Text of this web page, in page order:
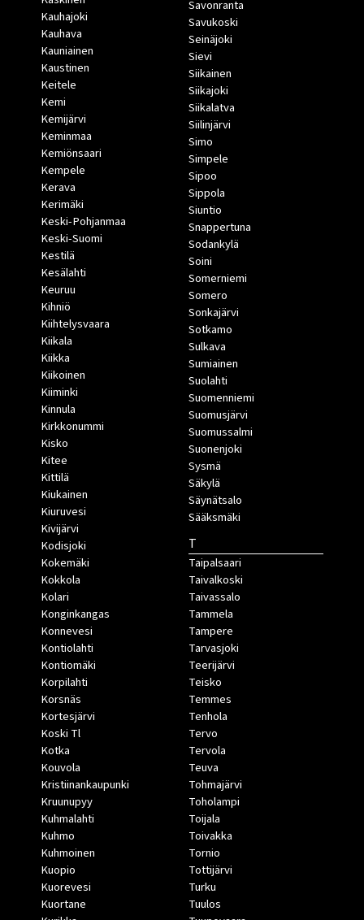
Kauhajoki
Kauhava
Kauniainen
Kaustinen
Keitele
Kemi
Kemijärvi
Keminmaa
Kemiönsaari
Kempele
Kerava
Kerimäki
Keski-Pohjanmaa
Keski-Suomi
Kestilä
Kesälahti
Keuruu
Kihniö
Kiihtelysvaara
Kiikala
Kiikka
Kiikoinen
Kiiminki
Kinnula
Kirkkonummi
Kisko
Kitee
Kittilä
Kiukainen
Kiuruvesi
Kivijärvi
Kodisjoki
Kokemäki
Kokkola
Kolari
Konginkangas
Konnevesi
Kontiolahti
Kontiomäki
Korpilahti
Korsnäs
Kortesjärvi
Koski Tl
Kotka
Kouvola
Kristiinankaupunki
Kruunupyy
Kuhmalahti
Kuhmo
Kuhmoinen
Kuopio
Kuorevesi
Kuortane
Savonranta
Savukoski
Seinäjoki
Sievi
Siikainen
Siikajoki
Siikalatva
Siilinjärvi
Simo
Simpele
Sipoo
Sippola
Siuntio
Snappertuna
Sodankylä
Soini
Somerniemi
Somero
Sonkajärvi
Sotkamo
Sulkava
Sumiainen
Suolahti
Suomenniemi
Suomusjärvi
Suomussalmi
Suonenjoki
Sysmä
Säkylä
Säynätsalo
Sääksmäki
T
Taipalsaari
Taivalkoski
Taivassalo
Tammela
Tampere
Tarvasjoki
Teerijärvi
Teisko
Temmes
Tenhola
Tervo
Tervola
Teuva
Tohmajärvi
Toholampi
Toijala
Toivakka
Tornio
Tottijärvi
Turku
Tuulos